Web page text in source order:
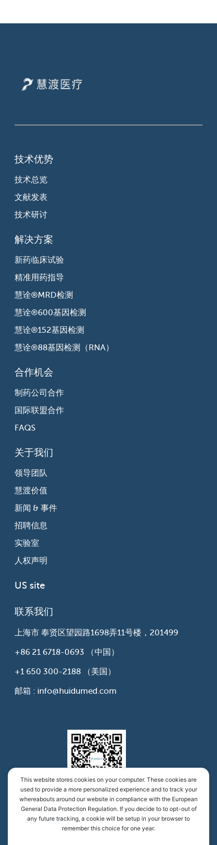
技术优势
技术总览
文献发表
技术研讨
解决方案
新药临床试验
精准用药指导
慧诠®MRD检测
慧诠®600基因检测
慧诠®152基因检测
慧诠®88基因检测（RNA）
合作机会
制药公司合作
国际联盟合作
FAQS
关于我们
领导团队
慧渡价值
新闻 & 事件
招聘信息
实验室
人权声明
US site
联系我们
上海市 奉贤区望园路1698弄11号楼，201499
+86 21 6718-0693 （中国）
+1 650 300-2188 （美国）
邮箱 : info@huidumed.com
This website stores cookies on your computer. These cookies are
used to provide a more personalized experience and to track your
whereabouts around our website in compliance with the European
General Data Protection Regulation. If you decide to to opt-out of
any future tracking, a cookie will be setup in your browser to
remember this choice for one year.